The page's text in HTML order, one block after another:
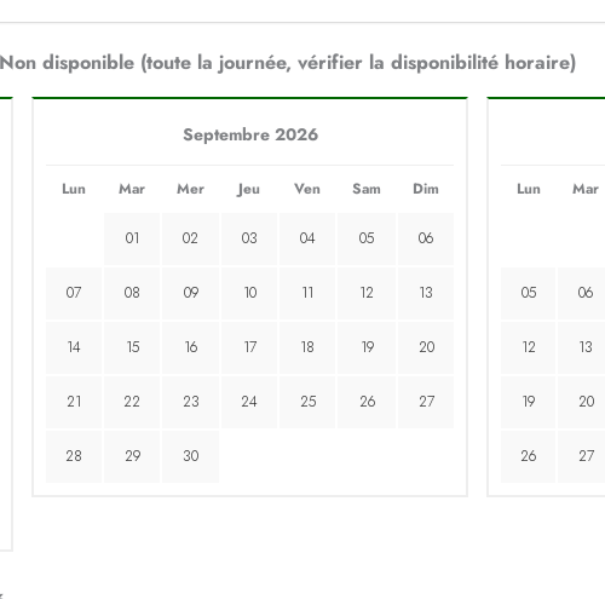
Non disponible (toute la journée, vérifier la disponibilité horaire)
Septembre 2026
Lun Mar Mer Jeu Ven Sam Dim
01 02 03 04 05 06
07 08 09 10 11 12 13
14 15 16 17 18 19 20
21 22 23 24 25 26 27
28 29 30
Lun Mar
05 06
12 13
19 20
26 27